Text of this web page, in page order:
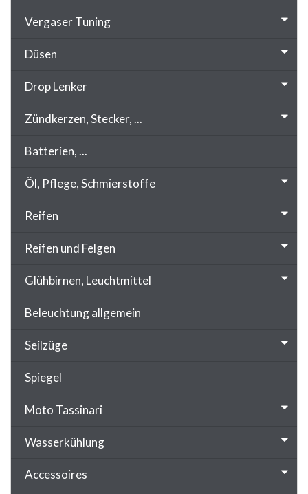
Vergaser Tuning
Düsen
Drop Lenker
Zündkerzen, Stecker, ...
Batterien, ...
Öl, Pflege, Schmierstoffe
Reifen
Reifen und Felgen
Glühbirnen, Leuchtmittel
Beleuchtung allgemein
Seilzüge
Spiegel
Moto Tassinari
Wasserkühlung
Accessoires